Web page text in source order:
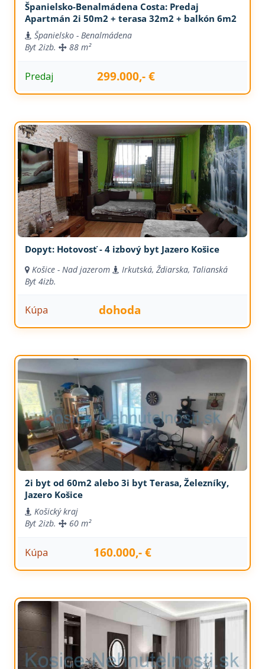
Španielsko-Benalmádena Costa: Predaj
Apartmán 2i 50m2 + terasa 32m2 + balkón 6m2
Španielsko - Benalmádena
Byt 2izb. 88 m²
Predaj 299.000,- €
Dopyt: Hotovosť - 4 izbový byt Jazero Košice
Košice - Nad jazerom
Irkutská, Ždiarska, Talianská
Byt 4izb.
Kúpa dohoda
2i byt od 60m2 alebo 3i byt Terasa, Železníky,
Jazero Košice
Košický kraj
Byt 2izb. 60 m²
Kúpa 160.000,- €